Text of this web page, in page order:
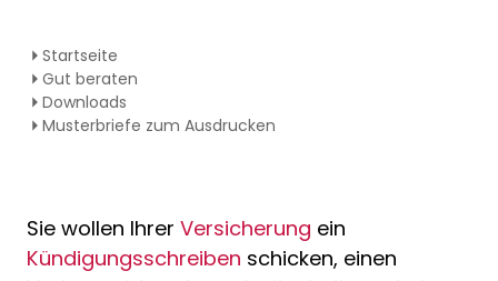
Startseite
Gut beraten
Downloads
Musterbriefe zum Ausdrucken
Sie wollen Ihrer Versicherung ein
Kündigungsschreiben schicken, einen